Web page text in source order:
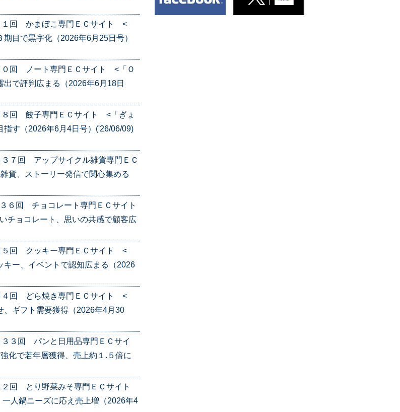
１回 かまぼこ専門ＥＣサイト <
目で黒字化（2026年6月25日号）
０回 ノート専門ＥＣサイト <「Ｏ
で評判広まる（2026年6月18日
８回 餃子専門ＥＣサイト <「ぎょ
す（2026年6月4日号）('26/06/09)
７回 アップサイクル雑貨専門ＥＣ
、ストーリー発信で関心集める
６回 チョコレート専門ＥＣサイト
チョコレート、思いの共感で顧客広
５回 クッキー専門ＥＣサイト <
ー、イベントで認知広まる（2026
４回 どら焼き専門ＥＣサイト <
ギフト需要獲得（2026年4月30
３回 パンと日用品専門ＥＣサイ
化で若年層獲得、売上約１.５倍に
２回 とり野菜みそ専門ＥＣサイト
人鍋ニーズに応え売上増（2026年4